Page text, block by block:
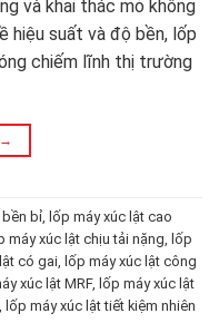
và khai thác mỏ không
hiệu suất và độ bền, lốp
chiếm lĩnh thị trường
→
bỉ lốp máy xúc lật cao
máy xúc lật chịu tải nặng lốp
có gai lốp máy xúc lật công
xúc lật MRF, lốp máy xúc lật
lốp máy xúc lật tiết kiệm nhiên